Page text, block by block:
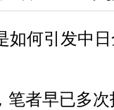
如何引发中
笔者早已多